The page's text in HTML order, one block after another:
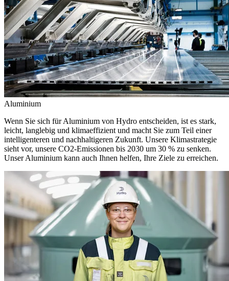
Aluminium
Wenn Sie sich für Aluminium von Hydro entscheiden, ist es stark,
leicht, langlebig und klimaeffizient und macht Sie zum Teil einer
intelligenteren und nachhaltigeren Zukunft. Unsere Klimastrategie
sieht vor, unsere CO2-Emissionen bis 2030 um 30 % zu senken.
Unser Aluminium kann auch Ihnen helfen, Ihre Ziele zu erreichen.